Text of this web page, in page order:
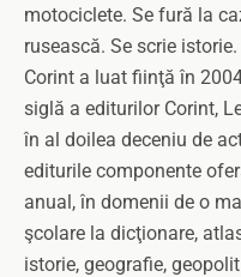
motociclete. Se fură la
rusească. Se scrie
Corint a luat fiinţă în
siglă a editurilor Corint,
în al doilea deceniu de
editurile componente
anual, în domenii de o
şcolare la dicţionare,
istorie, geografie,